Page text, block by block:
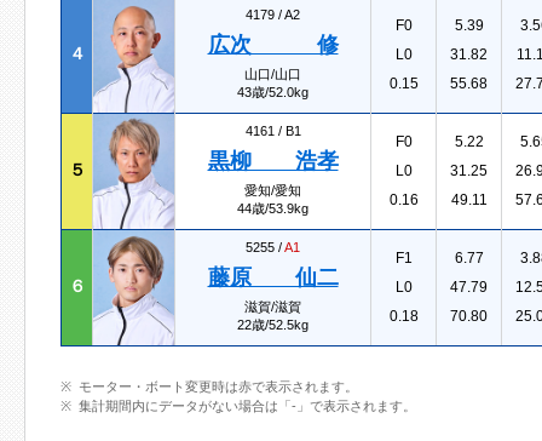
４
4179 /A2
広次 修
山口/山口
43歳/52.0kg
F0
L0
0.15
5.39
31.82
55.68
５
4161 / B1
黒柳 浩孝
愛知/愛知
44歳/53.9kg
F0
L0
0.16
5.22
31.25
49.11
６
5255 /A1
藤原 仙二
滋賀/滋賀
22歳/52.5kg
F1
L0
0.18
6.77
47.79
70.80
モーター・ボート変更時は赤で表示されます。
集計期間内にデータがない場合は「-」で表示されます。